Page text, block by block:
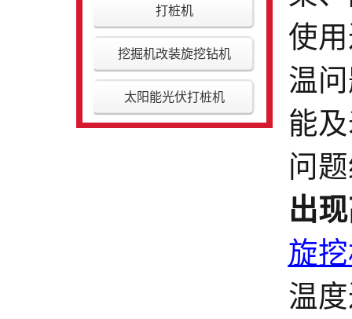
打桩机
挖掘机改装旋挖钻机
太阳能光伏打桩机
使
温
能
问
出
旋
温